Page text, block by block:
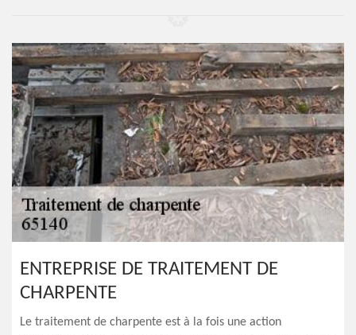
ENTREPRISE DE TRAITEMENT DE
CHARPENTE
Le traitement de charpente est à la fois une action